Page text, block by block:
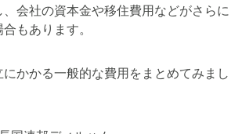
会社の資本金や移住費用などがさらに
もあります。
にかかる一般的な費用をまとめてみまし